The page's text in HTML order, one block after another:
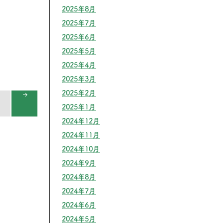
2025年8月
2025年7月
2025年6月
2025年5月
2025年4月
2025年3月
2025年2月
2025年1月
2024年12月
2024年11月
2024年10月
2024年9月
2024年8月
2024年7月
2024年6月
2024年5月